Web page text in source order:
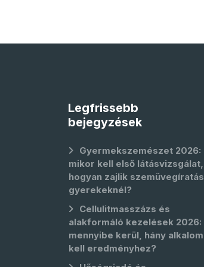
Legfrissebb
bejegyzések
Gyermekszemészet 2026:
mikor kell első látásvizsgálat,
hogyan zajlik szemüvegíratás
gyerekeknél?
Cellulitmasszázs és
alakformáló kezelések 2026:
mennyibe kerül, hány alkalom
kell eredményhez?